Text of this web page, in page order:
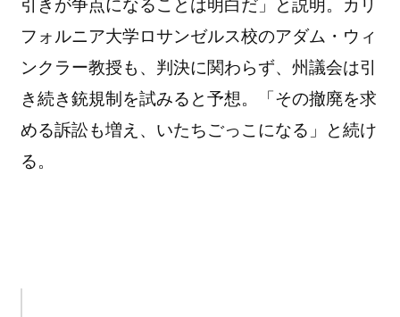
引きが争点になることは明白だ」と説明。カリ
フォルニア大学ロサンゼルス校のアダム・ウィ
ンクラー教授も、判決に関わらず、州議会は引
き続き銃規制を試みると予想。「その撤廃を求
める訴訟も増え、いたちごっこになる」と続け
る。